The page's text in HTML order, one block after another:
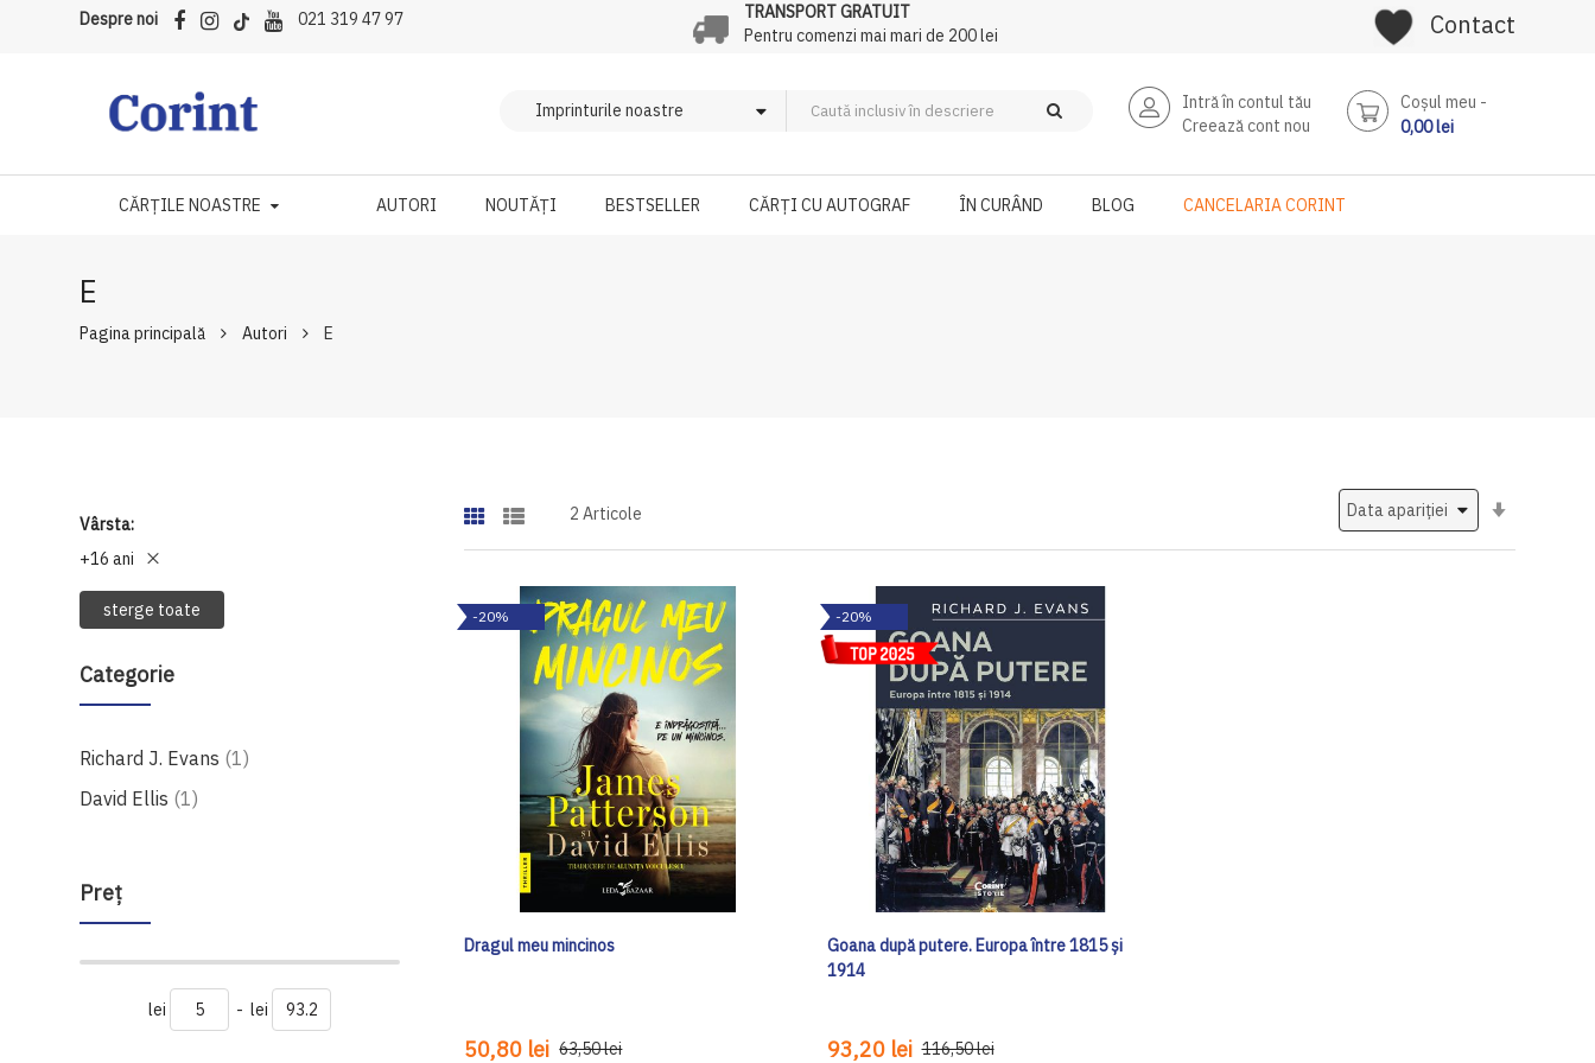
Despre noi 021 319 47 97
TRANSPORT GRATUIT
Pentru comenzi mai mari de 200 lei
Contact
Intră în contul tău
Creează cont nou
Coşul meu
0,00 lei
CĂRȚILE NOASTRE AUTORI NOUTĂȚI BESTSELLER CĂRȚI CU AUTOGRAF ÎN CURÂND BLOG CANCELARIA CORINT
E
Pagina principală Autori E
Vârsta
+16 ani
sterge toate
Categorie
Richard J. Evans 1produs
David Ellis 1produs
Preţ
lei - lei
2 Articole
-20%
Dragul meu mincinos
50,80 lei 63,50 lei
-20%
Goana după putere. Europa între 1815 și
1914
93,20 lei 116,50 lei